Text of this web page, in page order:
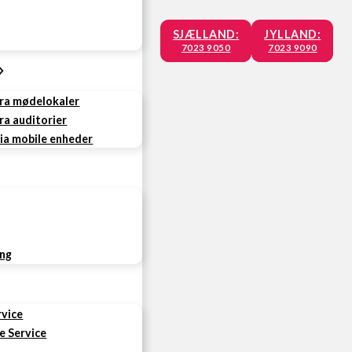
mødelokaler
auditorier
mobile enheder
Service
SJÆLLAND:
7023 9050
JYLLAND:
7023 9090